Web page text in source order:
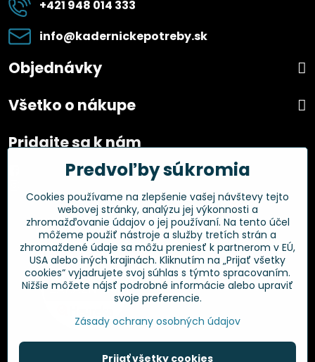
+421 948 014 333
info​@kadernickepotreby​.sk
Objednávky
Všetko o nákupe
Pridajte sa k nám
Facebook
Overené zákazníkmi
Predvoľby súkromia
Cookies používame na zlepšenie vašej návštevy tejto
webovej stránky, analýzu jej výkonnosti a
zhromažďovanie údajov o jej používaní. Na tento účel
môžeme použiť nástroje a služby tretích strán a
zhromaždené údaje sa môžu preniesť k partnerom v EÚ,
USA alebo iných krajinách. Kliknutím na „Prijať všetky
cookies“ vyjadrujete svoj súhlas s týmto spracovaním.
Nižšie môžete nájsť podrobné informácie alebo upraviť
svoje preferencie.
Zásady ochrany osobných údajov
Prijať všetky cookies